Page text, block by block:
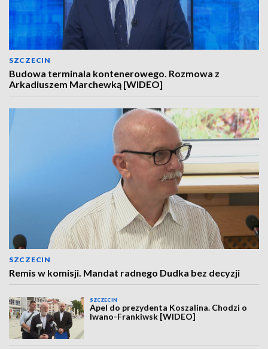
SZCZECIN
Budowa terminala kontenerowego. Rozmowa z
Arkadiuszem Marchewką [WIDEO]
SZCZECIN
Remis w komisji. Mandat radnego Dudka bez decyzji
SZCZECIN
Apel do prezydenta Koszalina. Chodzi o
Iwano-Frankiwsk [WIDEO]